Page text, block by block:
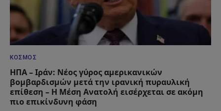
ΚΌΣΜΟΣ
ΗΠΑ – Ιράν: Νέος γύρος αμερικανικών
βομβαρδισμών μετά την ιρανική πυραυλική
επίθεση – Η Μέση Ανατολή εισέρχεται σε ακόμη
πιο επικίνδυνη φάση